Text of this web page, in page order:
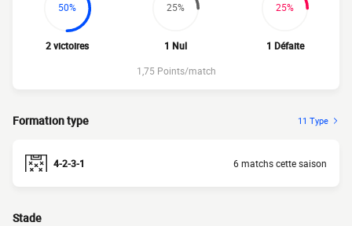
50%
2 victoires
25%
1 Nul
25%
1 Défaite
1,75 Points/match
Formation type 11 Type
4-2-3-1 6 matchs cette saison
Stade